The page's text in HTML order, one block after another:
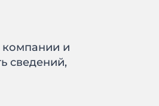
и
сведений,